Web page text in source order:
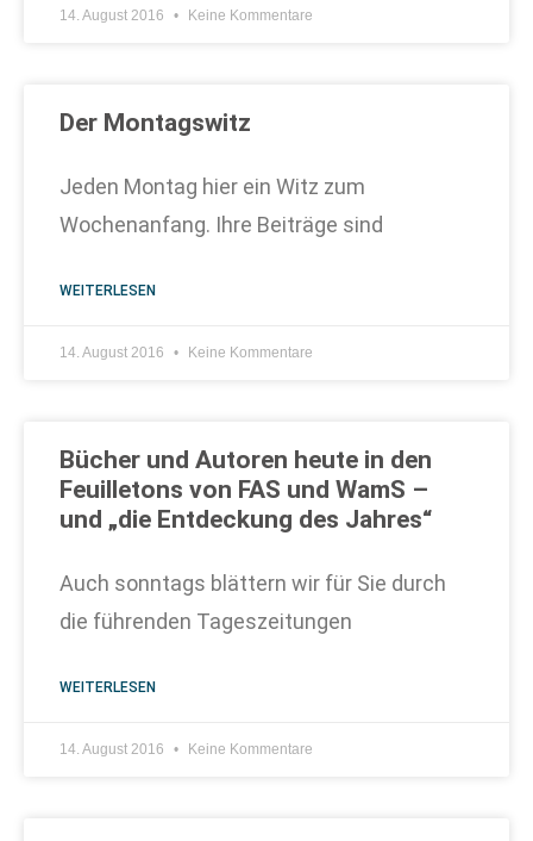
14. August 2016 Keine Kommentare
Der Montagswitz
Jeden Montag hier ein Witz zum
Wochenanfang. Ihre Beiträge sind
WEITERLESEN
14. August 2016 Keine Kommentare
Bücher und Autoren heute in den
Feuilletons von FAS und WamS –
und „die Entdeckung des Jahres“
Auch sonntags blättern wir für Sie durch
die führenden Tageszeitungen
WEITERLESEN
14. August 2016 Keine Kommentare